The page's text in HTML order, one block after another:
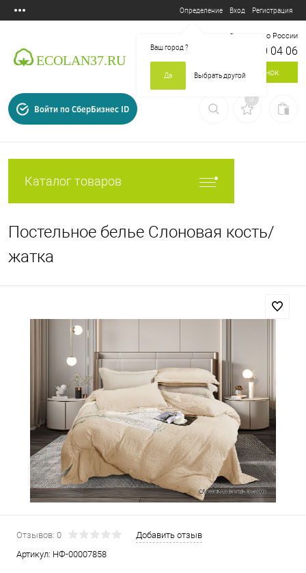
Определение
Ваш город?
Да Выбрать другой
Вход Регистрация
Бесплатный звонок по России
8 800 700 04 06
Заказать звонок
Войти по СберБизнес ID
0
Каталог товаров
Постельное белье Слоновая кость/
жатка
Отзывов: 0
Добавить отзыв
Артикул: НФ-00007858